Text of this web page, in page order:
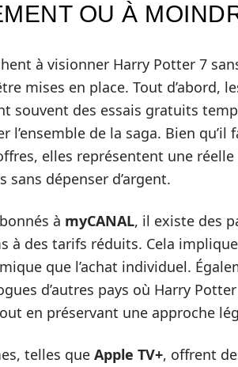
OU À
à visionner Harry Potter 7
mises en place. Tout d’abord,
souvent des essais gratuits
l’ensemble de la saga. Bien
elles représentent une
sans dépenser d’argent.
à myCANAL, il existe des
à des tarifs réduits. Cela
que l’achat individuel.
d’autres pays où Harry
en préservant une approche
telles que Apple TV+, offrent